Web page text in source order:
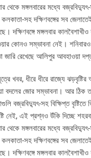
থেকে মঙ্গলবারের মধ্যে বজ্রবিদ্যুৎ-
সহ দক্ষিণবঙ্গের সব
দক্ষিণবঙ্গে মঙ্গলবার
কোনও সম্ভাবনা নেই। শনিবারও
জারি রেখেছে আলিপুর আবহাওয়া
খবর, ধীরে ধীরে রাজ্যে ঝড়বৃষ্টির
বদলের জোর সম্ভাবনা। আর ঠিক
বজ্রবিদ্যুৎ-সহ বিক্ষিপ্ত বৃষ্টিতে
নেই, এই প্রশ্নও উঁকি দিচ্ছে
থেকে মঙ্গলবারের মধ্যে বজ্রবিদ্যুৎ-
সহ দক্ষিণবঙ্গের সব
দক্ষিণবঙ্গে মঙ্গলবার